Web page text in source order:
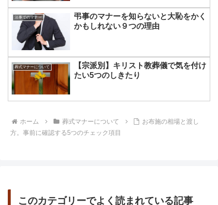
法事でのマナー
弔事のマナーを知らないと大恥をかく
かもしれない９つの理由
葬式マナーについて
【宗派別】キリスト教葬儀で気を付け
たい5つのしきたり
ホーム 葬式マナーについて
お布施の相場と渡し
方。事前に確認する5つのチェック項目
このカテゴリーでよく読まれている記事